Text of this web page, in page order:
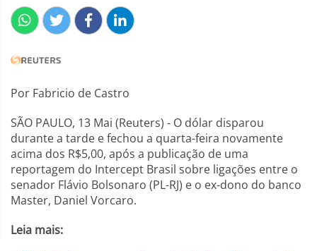
Por Fabricio de Castro
SÃO PAULO, 13 Mai (Reuters) - O dólar disparou
durante a tarde e fechou a quarta-feira novamente
acima dos R$5,00, após a publicação de uma
reportagem do Intercept Brasil sobre ligações entre o
senador Flávio Bolsonaro (PL-RJ) e o ex-dono do banco
Master, Daniel Vorcaro.
Leia mais: